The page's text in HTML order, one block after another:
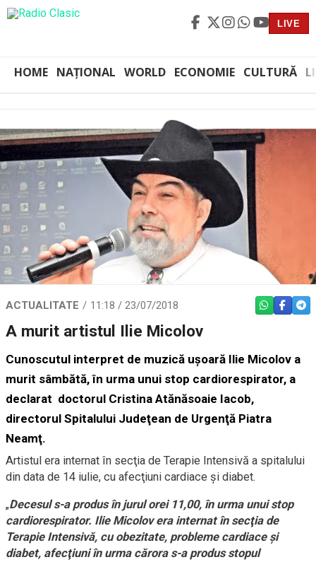
LIVE
HOME NAȚIONAL WORLD ECONOMIE CULTURĂ
ACTUALITATE 11:18 / 23/07/2018 WHATSAPP
A murit artistul Ilie Micolov
Cunoscutul interpret de muzică uşoară Ilie Micolov a
murit sâmbătă, în urma unui stop cardiorespirator, a
declarat doctorul Cristina Atănăsoaie Iacob,
directorul Spitalului Judeţean de Urgenţă Piatra
Neamţ.
Artistul era internat în secţia de Terapie Intensivă a spitalului
din data de 14 iulie, cu afecţiuni cardiace şi diabet.
„Decesul s-a produs în jurul orei 11,00, în urma unui stop
cardiorespirator. Ilie Micolov era internat în secţia de
Terapie Intensivă, cu obezitate, probleme cardiace şi
diabet, afecţiuni în urma cărora s-a produs stopul